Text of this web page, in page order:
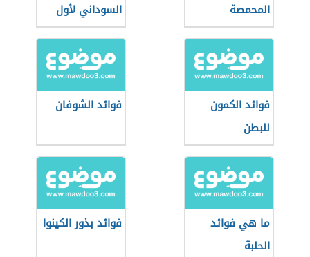
المحمصة
السوداني لأول
مرة
فوائد الكمون
للبطن
فوائد الشوفان
ما هي فوائد
الحلبة
فوائد بذور الكينوا